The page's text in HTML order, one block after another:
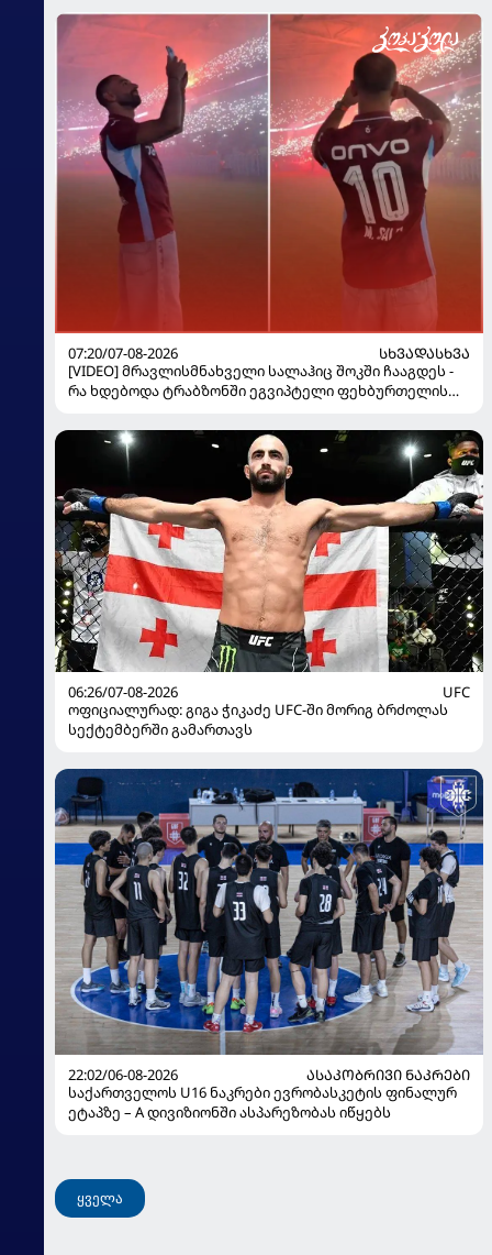
07:20/07-08-2026
ᲡᲮᲕᲐᲓᲐᲡᲮᲕᲐ
[VIDEO] მრავლისმნახველი სალაჰიც შოკში ჩააგდეს -
რა ხდებოდა ტრაბზონში ეგვიპტელი ფეხბურთელის
06:26/07-08-2026
UFC
ოფიციალურად: გიგა ჭიკაძე UFC-ში მორიგ ბრძოლას
სექტემბერში გამართავს
22:02/06-08-2026
ᲐᲡᲐᲙᲝᲑᲠᲘᲕᲘ ᲜᲐᲙᲠᲔᲑᲘ
საქართველოს U16 ნაკრები ევრობასკეტის ფინალურ
ეტაპზე – A დივიზიონში ასპარეზობას იწყებს
ყველა